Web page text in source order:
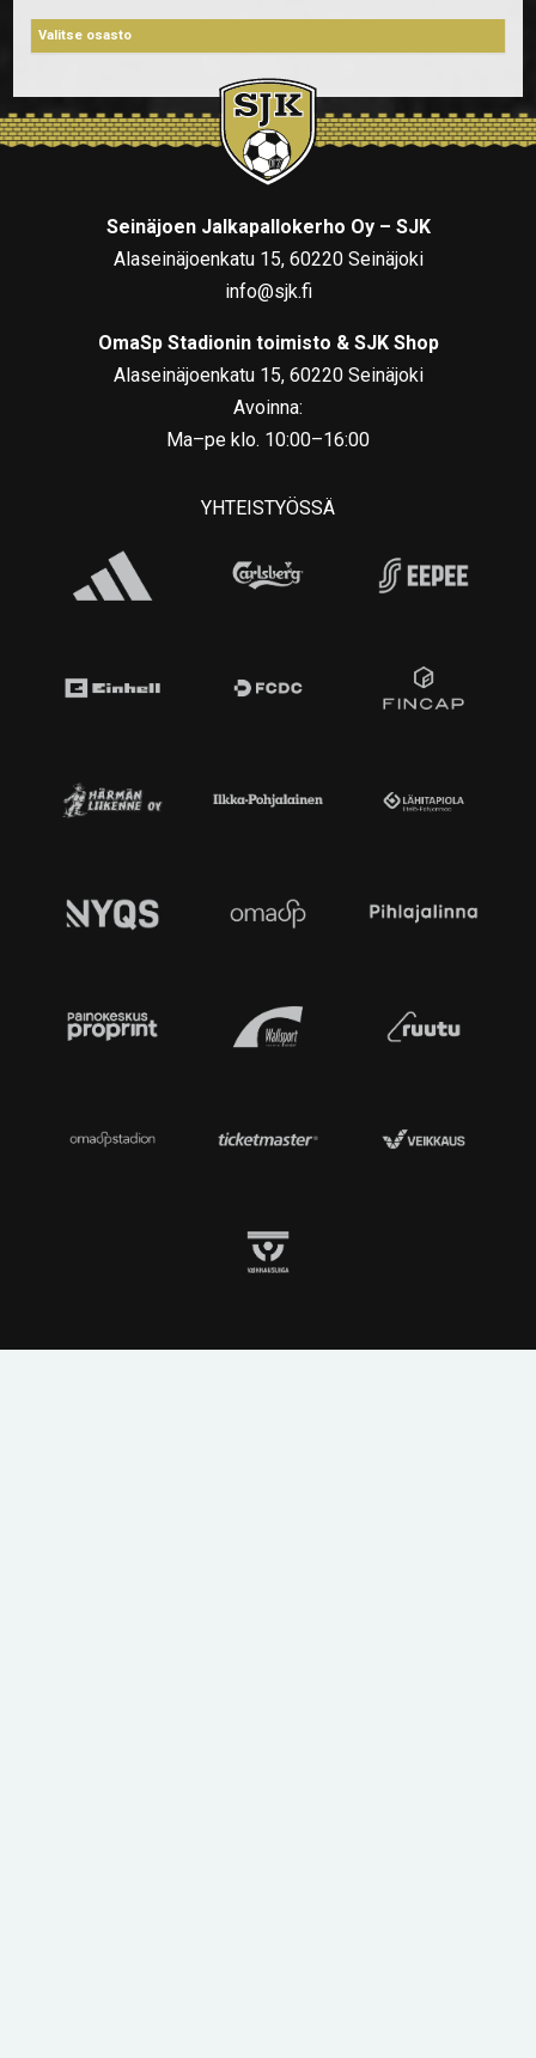
Seinäjoen Jalkapallokerho Oy – SJK
Alaseinäjoenkatu 15, 60220 Seinäjoki
info@sjk.fi
OmaSp Stadionin toimisto & SJK Shop
Alaseinäjoenkatu 15, 60220 Seinäjoki
Avoinna:
Ma–pe klo. 10:00–16:00
YHTEISTYÖSSÄ